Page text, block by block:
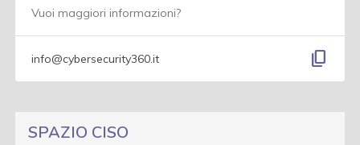
Vuoi maggiori informazioni?
info@cybersecurity360.it content_copy
SPAZIO CISO